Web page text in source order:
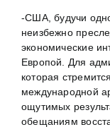
-США, будучи
неизбежно
экономические
Европой. Для
которая
международной
ощутимых
обещаниям